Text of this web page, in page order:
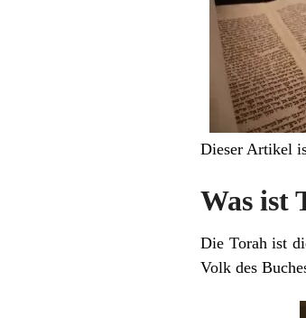
Dieser Artikel
Was ist
Die Torah ist
Volk des